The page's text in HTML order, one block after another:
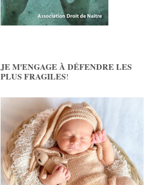
JE M'ENGAGE À DÉFENDRE LES
PLUS FRAGILES!